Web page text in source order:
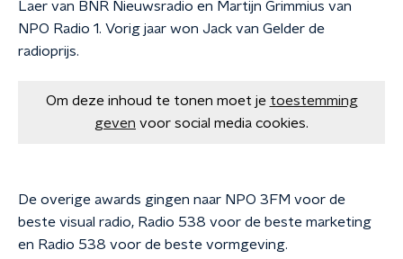
Laer van BNR Nieuwsradio en Martijn Grimmius van
NPO Radio 1. Vorig jaar won Jack van Gelder de
radioprijs.
Om deze inhoud te tonen moet je toestemming
geven voor social media cookies.
De overige awards gingen naar NPO 3FM voor de
beste visual radio, Radio 538 voor de beste marketing
en Radio 538 voor de beste vormgeving.